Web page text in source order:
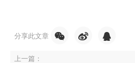
分享此文章
上一篇：